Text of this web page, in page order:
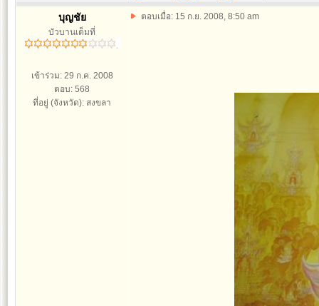
บุญชัย
บัวบานเต็มที่
เข้าร่วม: 29 ก.ค. 2008
ตอบ: 568
ที่อยู่ (จังหวัด): สงขลา
ตอบเมื่อ: 15 ก.ย. 2008, 8:50 am